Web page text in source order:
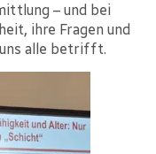
– und bei
ihre Fragen und
uns alle betrifft.